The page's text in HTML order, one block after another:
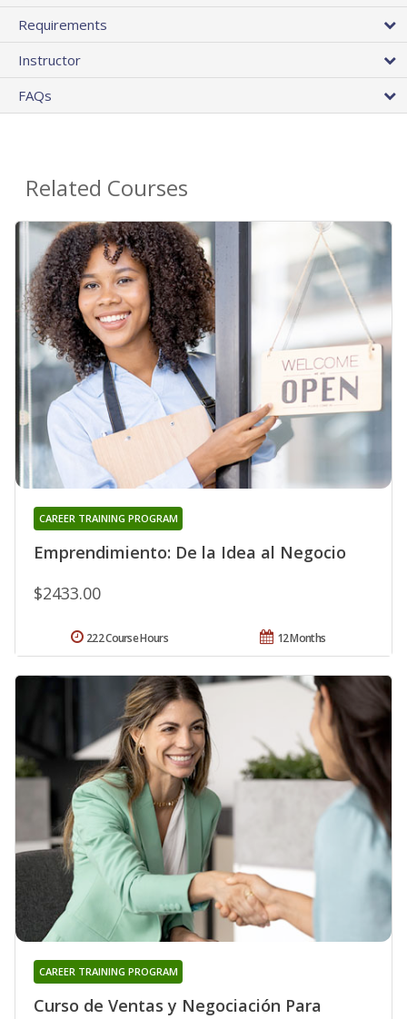
Requirements
Instructor
FAQs
Related Courses
Emprendimiento: De la Idea al Negocio
CAREER TRAINING PROGRAM
$2433.00
12 Months
222 Course Hours
Curso de Ventas y Negociación Para
CAREER TRAINING PROGRAM